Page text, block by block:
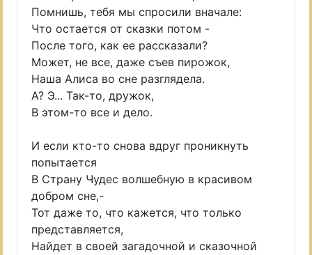
Помнишь, тебя мы спросили вначале:
Что остается от сказки потом -
После того, как ее рассказали?
Может, не все, даже съев пирожок,
Наша Алиса во сне разглядела.
А? Э... Так-то, дружок,
В этом-то все и дело.
И если кто-то снова вдруг проникнуть
попытается
В Страну Чудес волшебную в красивом
добром сне,-
Тот даже то, что кажется, что только
представляется,
Найдет в своей загадочной и сказочной